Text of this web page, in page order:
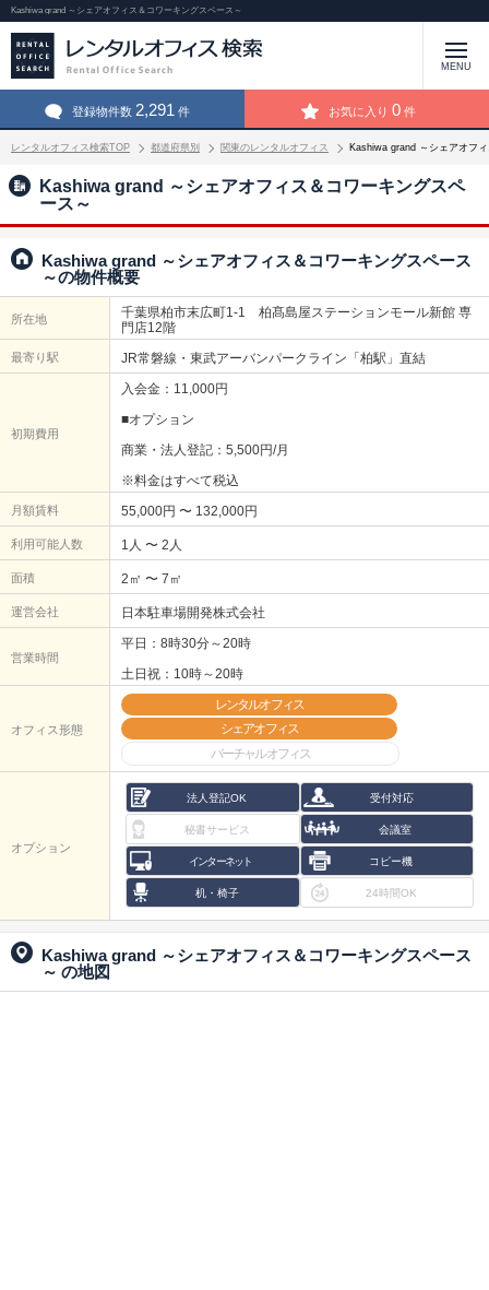
Kashiwa grand ～シェアオフィス＆コワーキングスペース～
MENU
登録物件数 2,291 件 お気に入り 0 件
レンタルオフィス検索TOP 都道府県別 関東のレンタルオフィス Kashiwa grand ～シェアオフ
Kashiwa grand ～シェアオフィス＆コワーキングスペ
ース～
Kashiwa grand ～シェアオフィス＆コワーキングスペース
～の物件概要
所在地
千葉県柏市末広町1-1 柏髙島屋ステーションモール新館 専
門店12階
最寄り駅 JR常磐線・東武アーバンパークライン「柏駅」直結
初期費用
入会金：11,000円
■オプション
商業・法人登記：5,500円/月
※料金はすべて税込
月額賃料 55,000円 〜 132,000円
利用可能人数 1人 〜 2人
面積 2㎡ 〜 7㎡
運営会社 日本駐車場開発株式会社
営業時間
平日：8時30分～20時
土日祝：10時～20時
オフィス形態
レンタルオフィス
シェアオフィス
バーチャルオフィス
オプション
法人登記OK 受付対応
秘書サービス 会議室
インターネット コピー機
机・椅子 24時間OK
Kashiwa grand ～シェアオフィス＆コワーキングスペース
～ の地図